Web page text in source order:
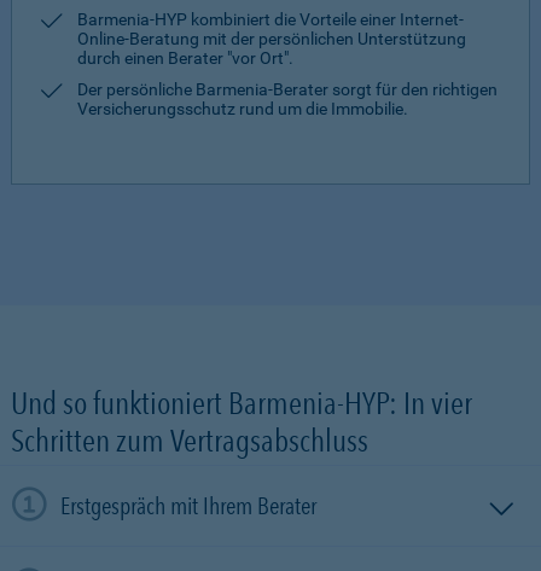
Barmenia-HYP kombiniert die Vorteile einer Internet-
Online-Beratung mit der persönlichen Unterstützung
durch einen Berater "vor Ort".
Der persönliche Barmenia-Berater sorgt für den richtigen
Versicherungsschutz rund um die Immobilie.
Und so funktioniert Barmenia-HYP: In vier
Schritten zum Vertragsabschluss
Erstgespräch mit Ihrem Berater